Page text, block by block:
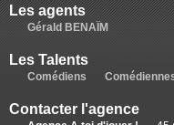
Les agents
Gérald BENAÏM
Les Talents
Comédiens
Contacter l'agence